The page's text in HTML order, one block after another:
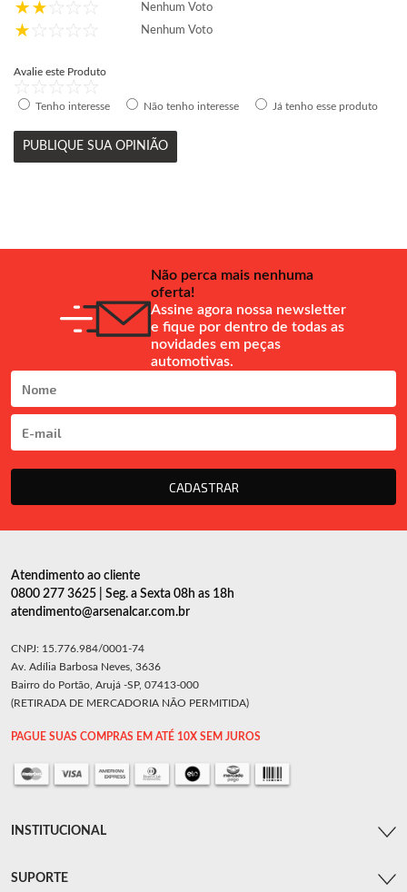
Nenhum Voto
Nenhum Voto
Avalie este Produto
Tenho interesse Não tenho interesse Já tenho esse produto
PUBLIQUE SUA OPINIÃO
Não perca mais nenhuma
oferta!
Assine agora nossa newsletter
e fique por dentro de todas as
novidades em peças
automotivas.
CADASTRAR
Atendimento ao cliente
0800 277 3625 | Seg. a Sexta 08h as 18h
atendimento@arsenalcar.com.br
CNPJ: 15.776.984/0001-74
Av. Adília Barbosa Neves, 3636
Bairro do Portão, Arujá -SP, 07413-000
(RETIRADA DE MERCADORIA NÃO PERMITIDA)
PAGUE SUAS COMPRAS EM ATÉ 10X SEM JUROS
INSTITUCIONAL
SUPORTE